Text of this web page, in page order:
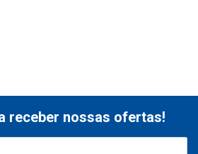
receber nossas ofertas!